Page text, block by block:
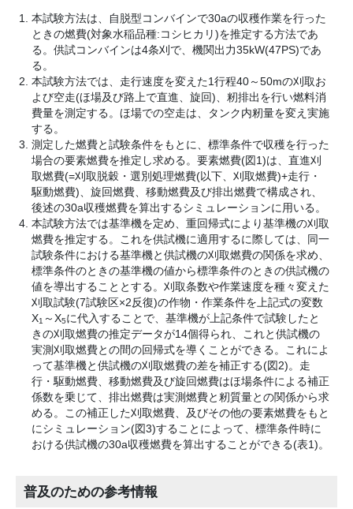
本試験方法は、自脱型コンバインで30aの収穫作業を行った
ときの燃費(対象水稲品種:コシヒカリ)を推定する方法であ
る。供試コンバインは4条刈で、機関出力35kW(47PS)であ
る。
本試験方法では、走行速度を変えた1行程40～50mの刈取お
よび空走(ほ場及び路上で直進、旋回)、籾排出を行い燃料消
費量を測定する。ほ場での空走は、タンク内籾量を変え実施
する。
測定した燃費と試験条件をもとに、標準条件で収穫を行った
場合の要素燃費を推定し求める。要素燃費(図1)は、直進刈
取燃費(=刈取脱穀・選別処理燃費(以下、刈取燃費)+走行・
駆動燃費)、旋回燃費、移動燃費及び排出燃費で構成され、
後述の30a収穫燃費を算出するシミュレーションに用いる。
本試験方法では基準機を定め、重回帰式により基準機の刈取
燃費を推定する。これを供試機に適用するに際しては、同一
試験条件における基準機と供試機の刈取燃費の関係を求め、
標準条件のときの基準機の値から標準条件のときの供試機の
値を導出することとする。刈取条数や作業速度を種々変えた
刈取試験(7試験区×2反復)の作物・作業条件を上記式の変数
X1 ～X5に代入することで、基準機が上記条件で試験したと
きの刈取燃費の推定データが14個得られ、これと供試機の
実測刈取燃費との間の回帰式を導くことができる。これによ
って基準機と供試機の刈取燃費の差を補正する(図2)。走
行・駆動燃費、移動燃費及び旋回燃費はほ場条件による補正
係数を乗じて、排出燃費は実測燃費と籾質量との関係から求
める。この補正した刈取燃費、及びその他の要素燃費をもと
にシミュレーション(図3)することによって、標準条件時に
おける供試機の30a収穫燃費を算出することができる(表1)。
普及のための参考情報